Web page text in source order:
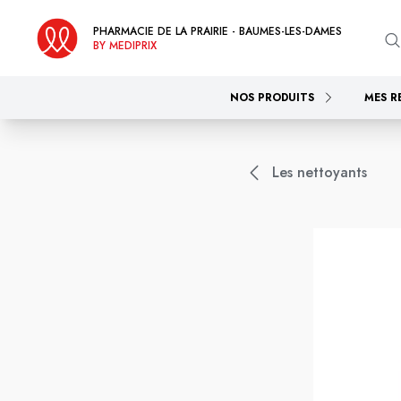
PHARMACIE DE LA PRAIRIE - BAUMES-LES-DAMES
BY MEDIPRIX
NOS PRODUITS MES
Les nettoyants